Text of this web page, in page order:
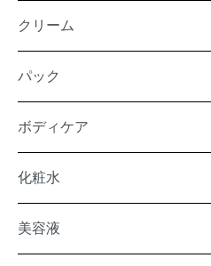
クリーム
パック
ボディケア
化粧水
美容液